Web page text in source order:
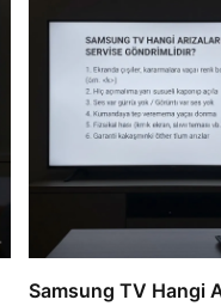
Samsung TV Hangi